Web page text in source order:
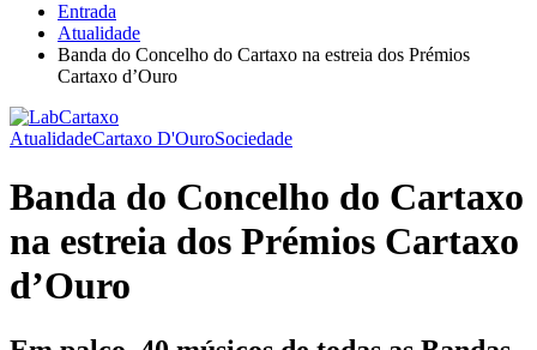
Entrada
Atualidade
Banda do Concelho do Cartaxo na estreia dos Prémios
Cartaxo d’Ouro
AtualidadeCartaxo D'OuroSociedade
Banda do Concelho do Cartaxo
na estreia dos Prémios Cartaxo
d’Ouro